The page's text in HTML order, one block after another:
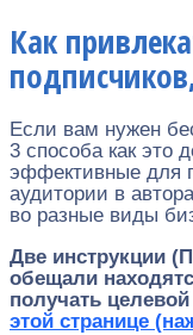
Как
Если вам нужен
3 способа как это
эффективные для
аудитории в
во разные виды
Две инструкции
обещали
получать
этой странице